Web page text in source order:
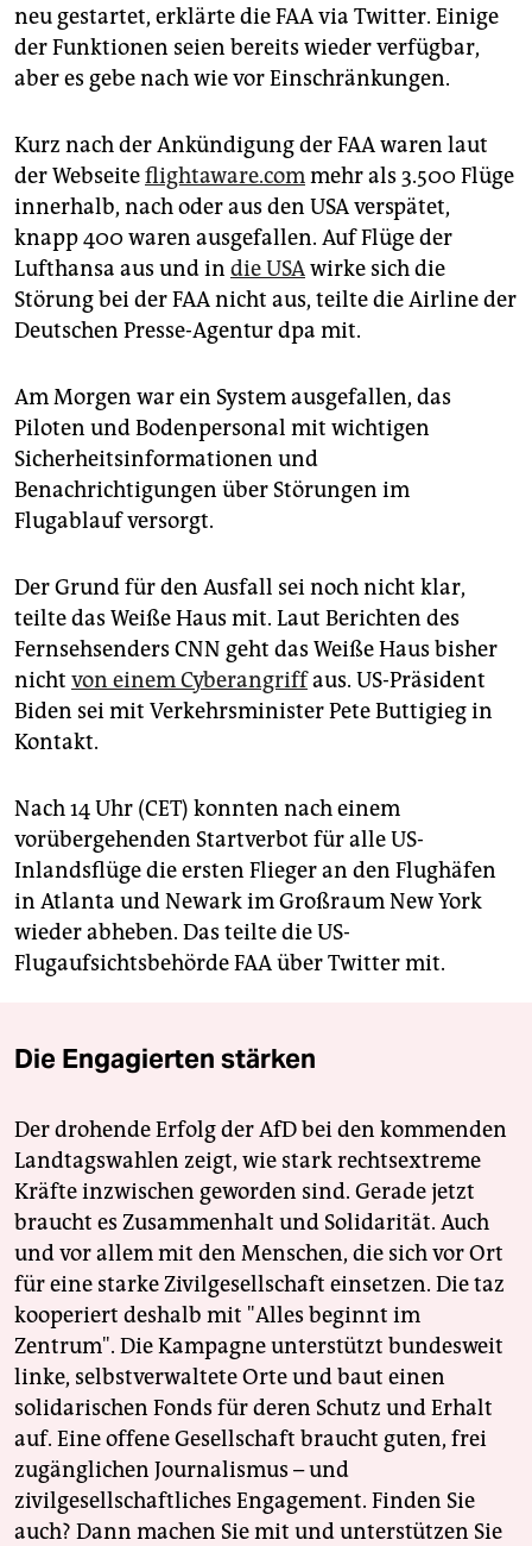
neu gestartet, erklärte die FAA via Twitter. Einige
der Funktionen seien bereits wieder verfügbar,
aber es gebe nach wie vor Einschränkungen.
Kurz nach der Ankündigung der FAA waren laut
der Webseiteflightaware.commehr als 3.500 Flüge
innerhalb, nach oder aus den USA verspätet,
knapp 400 waren ausgefallen. Auf Flüge der
Lufthansa aus und in die USAwirke sich die
Störung bei der FAA nicht aus, teilte die Airline der
Deutschen Presse-Agentur dpa mit.
Am Morgen war ein System ausgefallen, das
Piloten und Bodenpersonal mit wichtigen
Sicherheitsinformationen und
Benachrichtigungen über Störungen im
Flugablauf versorgt.
Der Grund für den Ausfall sei noch nicht klar,
teilte das Weiße Haus mit. Laut Berichten des
Fernsehsenders CNN geht das Weiße Haus bisher
nicht von einem Cyberangriffaus. US-Präsident
Biden sei mit Verkehrsminister Pete Buttigieg in
Kontakt.
Nach 14 Uhr (CET) konnten nach einem
vorübergehenden Startverbot für alle US-
Inlandsflüge die ersten Flieger an den Flughäfen
in Atlanta und Newark im Großraum New York
wieder abheben. Das teilte die US-
Flugaufsichtsbehörde FAA über Twitter mit.
Die Engagierten stärken
Der drohende Erfolg der AfD bei den kommenden
Landtagswahlen zeigt, wie stark rechtsextreme
Kräfte inzwischen geworden sind. Gerade jetzt
braucht es Zusammenhalt und Solidarität. Auch
und vor allem mit den Menschen, die sich vor Ort
für eine starke Zivilgesellschaft einsetzen. Die taz
kooperiert deshalb mit "Alles beginnt im
Zentrum". Die Kampagne unterstützt bundesweit
linke, selbstverwaltete Orte und baut einen
solidarischen Fonds für deren Schutz und Erhalt
auf. Eine offene Gesellschaft braucht guten, frei
zugänglichen Journalismus – und
zivilgesellschaftliches Engagement. Finden Sie
auch? Dann machen Sie mit und unterstützen Sie